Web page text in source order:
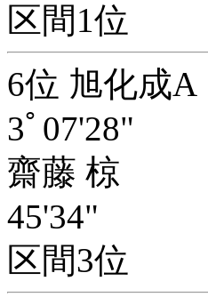
区間1位
6位 旭化成A
3ﾟ07'28"
齋藤 椋
45'34"
区間3位